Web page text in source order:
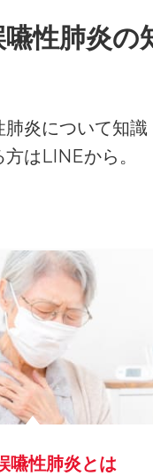
性肺炎の
炎について知識
はLINEから。
嚥性肺炎とは